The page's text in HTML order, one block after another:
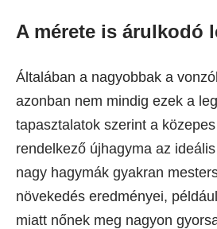
A mérete is árulkodó
Általában a nagyobbak a
azonban nem mindig ezek a
tapasztalatok szerint a
rendelkező újhagyma az
nagy hagymák gyakran
növekedés eredményei,
miatt nőnek meg nagyon